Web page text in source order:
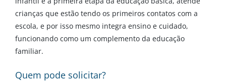
crianças que estão tendo os primeiros contatos com a
escola, e por isso mesmo integra ensino e cuidado,
funcionando como um complemento da educação
familiar.
Quem pode solicitar?